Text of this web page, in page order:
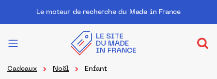
Le moteur de recherche du Made in France
Cadeaux Noël Enfant